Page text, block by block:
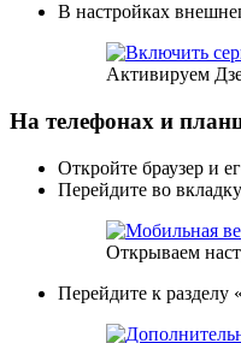
В настройках
Активируем
На телефонах и
Откройте браузер и
Перейдите во
Открываем
Перейдите к разделу